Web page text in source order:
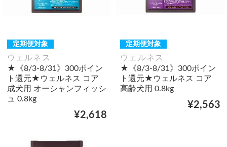
定期便対象
ウェルネス
★《8/3-8/31》300ポイン
ト還元★ウェルネス コア
成犬用 オーシャンフィッシ
ュ 0.8kg
¥2,618
定期便対象
ウェルネス
★《8/3-8/31》300ポイン
ト還元★ウェルネス コア
高齢犬用 0.8kg
¥2,563